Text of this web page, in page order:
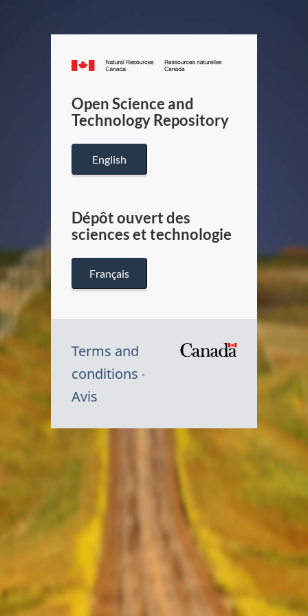
Canada.ca
/
Canada
Open Science and
Technology Repository
English
Dépôt ouvert des
sciences et technologie
Français
Terms and
conditions
Avis
Symbole
Canada